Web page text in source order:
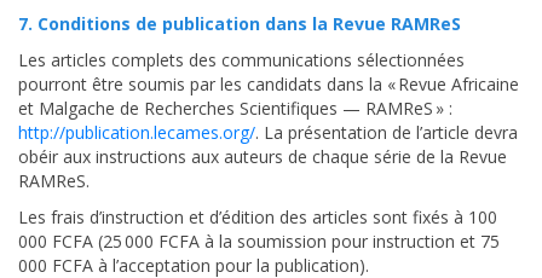
7. Conditions de publication dans la Revue RAMReS
Les articles complets des communications sélectionnées
pourront être soumis par les candidats dans la « Revue Africaine
et Malgache de Recherches Scientifiques — RAMReS » :
http://publication.lecames.org/. La présentation de l’article devra
obéir aux instructions aux auteurs de chaque série de la Revue
RAMReS.
Les frais d’instruction et d’édition des articles sont fixés à 100
000 FCFA (25 000 FCFA à la soumission pour instruction et 75
000 FCFA à l’acceptation pour la publication).